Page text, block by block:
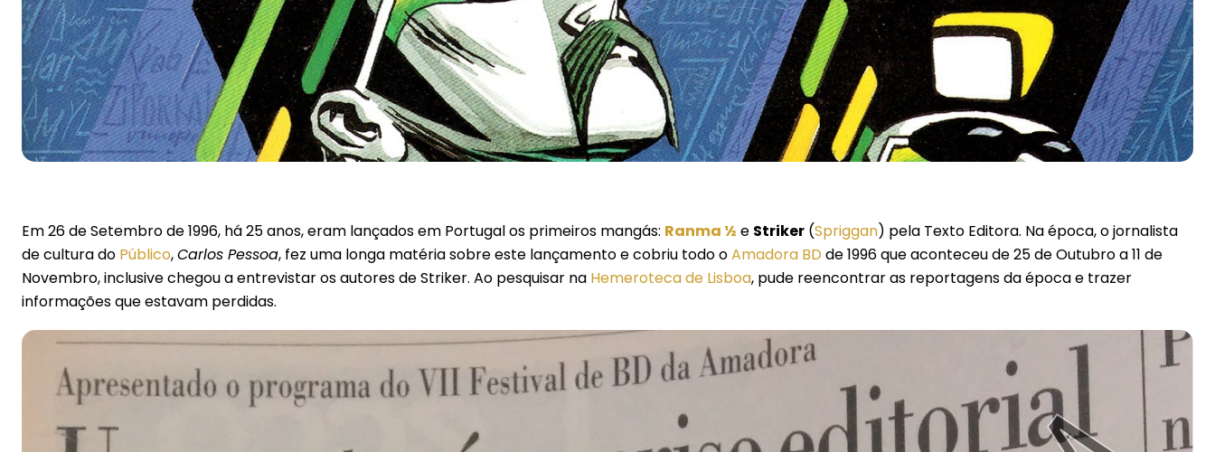
Em 26 de Setembro de 1996, há 25 anos, eram lançados em Portugal os primeiros mangás: Ranma ½ e Striker (Spriggan) pela Texto Editora. Na época, o jornalista
de cultura do Público,Carlos Pessoa, fez uma longa matéria sobre este lançamento e cobriu todo oAmadora BD de 1996 que aconteceu de 25 de Outubro a 11 de
Novembro, inclusive chegou a entrevistar os autores de Striker. Ao pesquisar na Hemeroteca de Lisboa, pude reencontrar as reportagens da época e trazer
informações que estavam perdidas.